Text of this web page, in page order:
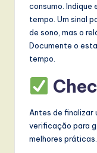
consumo. Indique
tempo. Um sinal
de sono, mas o
Documente o
tempo.
Antes de finalizar
verificação para
melhores práticas.